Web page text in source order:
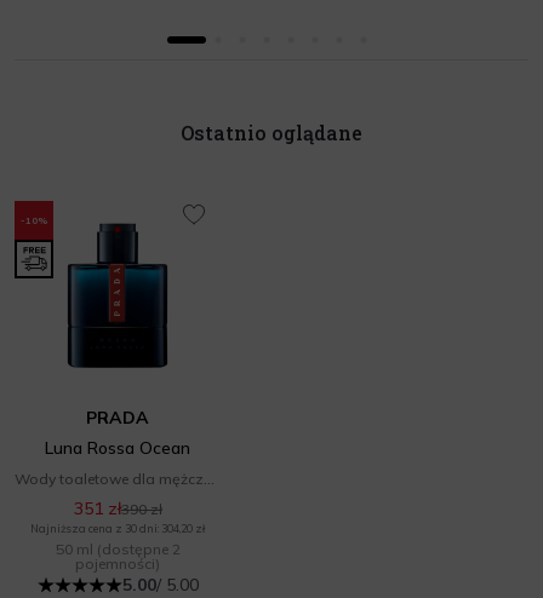
Ostatnio oglądane
-10%
PRADA
Luna Rossa Ocean
351 zł390 zł
Najniższa cena z 30 dni: 304,20 zł
50 ml (dostępne 2
pojemności)
5.00/ 5.00